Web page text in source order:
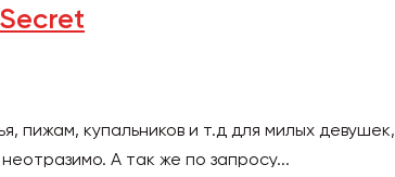
пижам, купальников и т.д для милых девушек,
А так же по запросу...